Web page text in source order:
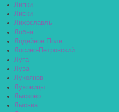
Липки
Лиски
Лихославль
Лобня
Лодейное Поле
Лосино-Петровский
Луга
Луза
Лукоянов
Луховицы
Лысково
Лысьва